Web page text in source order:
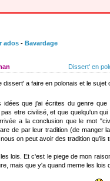
ados- Bavardage
Dissert' en
dissert' a faire en polonais et le
idées que j'ai écrites du genre
etre civilisé, et que quelqu'un
a la conclusion que le mot
de par leur tradition (de manger
on peut avoir des tradition qu'ils
lois. Et c'est le piege de mon
mais que y'a quand meme les lois